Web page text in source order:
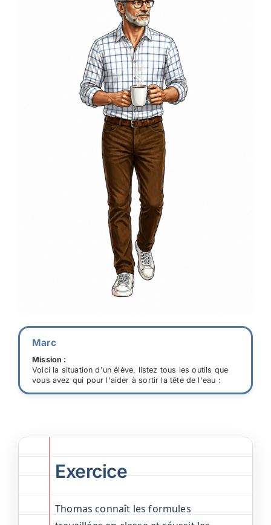
Marc
Mission :
Voici la situation d'un élève, listez tous les outils que
vous avez qui pour l'aider à sortir la tête de l'eau :
Exercice
Thomas connaît les formules